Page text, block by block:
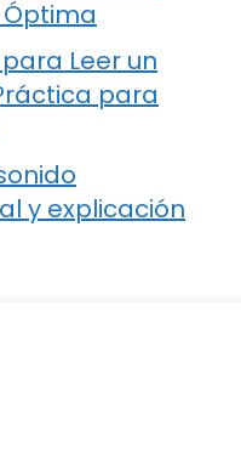
Leer un
para
y explicación